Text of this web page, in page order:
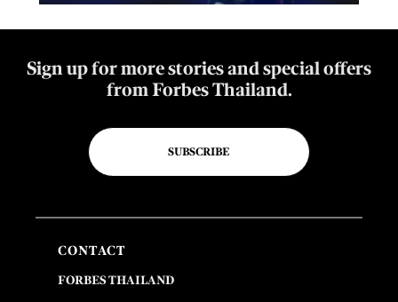
Sign up for more stories and special offers
from Forbes Thailand.
SUBSCRIBE
CONTACT
FORBES THAILAND